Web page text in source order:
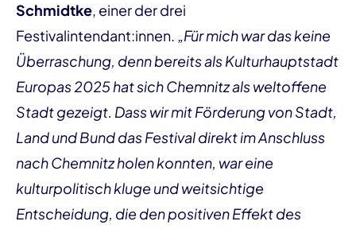
Schmidtke, einer der drei
Festivalintendant:innen. „Für mich war das keine
Überraschung, denn bereits als Kulturhauptstadt
Europas 2025 hat sich Chemnitz als weltoffene
Stadt gezeigt. Dass wir mit Förderung von Stadt,
Land und Bund das Festival direkt im Anschluss
nach Chemnitz holen konnten, war eine
kulturpolitisch kluge und weitsichtige
Entscheidung, die den positiven Effekt des